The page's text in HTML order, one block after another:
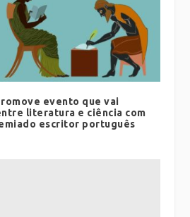
evento que vai
literatura e ciência com
escritor português